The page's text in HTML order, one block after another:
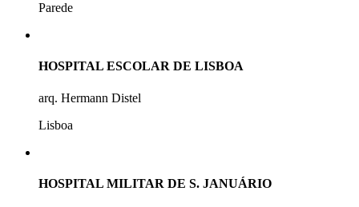
Parede
HOSPITAL ESCOLAR DE LISBOA
arq. Hermann Distel
Lisboa
HOSPITAL MILITAR DE S. JANUÁRIO